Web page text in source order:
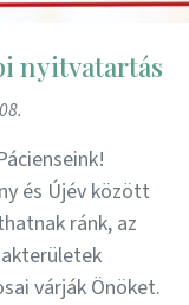
nyitvatartás
és Újév között
ránk, az
várják Önöket.